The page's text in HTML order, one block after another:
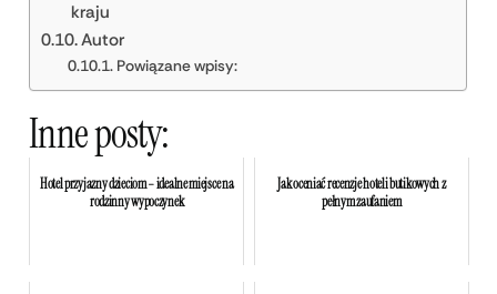
kraju
Autor
Powiązane wpisy:
Inne posty:
Hotel przyjazny dzieciom – idealne miejsce na
rodzinny wypoczynek
Jak oceniać recenzje hoteli butikowych z
pełnym zaufaniem